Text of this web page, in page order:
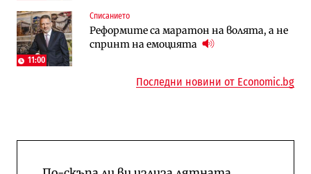
11:00
Списанието
Реформите са маратон на волята, а не
спринт на емоцията
Енергетика
АЕЦ „Козлодуй“ ще работи само още
няколко седмици, ако сушата продължи
Регулации
Лекарствата за редки болести
попадат в капан на обществените
Последни новини от Economic.bg